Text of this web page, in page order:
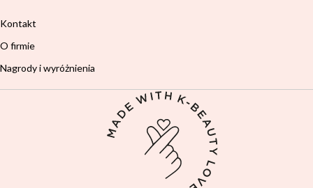
Kontakt
O firmie
Nagrody i wyróżnienia